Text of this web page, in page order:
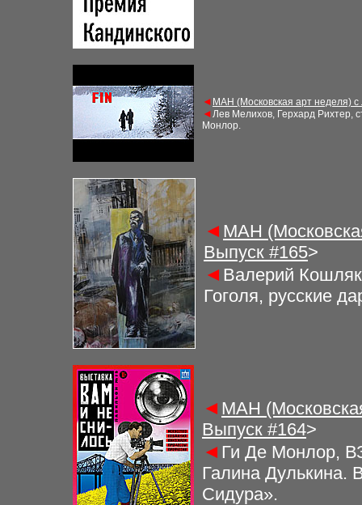
◄ МАН (Московская арт неделя)
◄Лев Мелихов, Герхард Рихтер,
Монлор.
◄ МАН
Выпуск #165>
◄ Валерий
Гоголя, русские
◄ МАН
Выпуск #164>
◄ Ги Де Монлор,
Галина Дулькина.
Сидура».